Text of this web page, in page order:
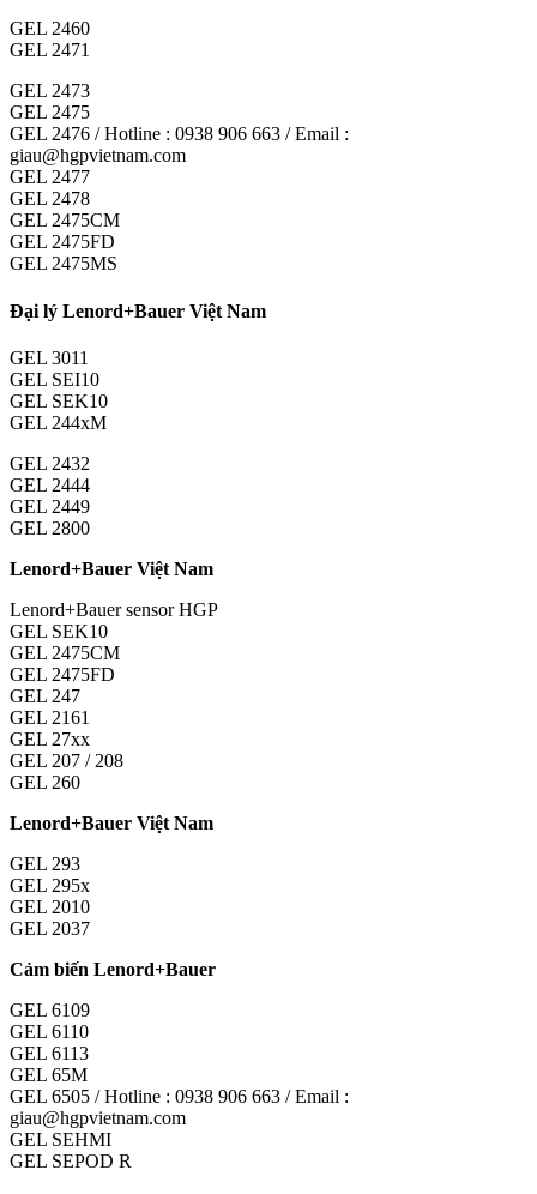
GEL 2460
GEL 2471
GEL 2473
GEL 2475
GEL 2476 / Hotline : 0938 906 663 / Email :
giau@hgpvietnam.com
GEL 2477
GEL 2478
GEL 2475CM
GEL 2475FD
GEL 2475MS
Đại lý Lenord+Bauer Việt Nam
GEL 3011
GEL SEI10
GEL SEK10
GEL 244xM
GEL 2432
GEL 2444
GEL 2449
GEL 2800
Lenord+Bauer Việt Nam
Lenord+Bauer sensor HGP
GEL SEK10
GEL 2475CM
GEL 2475FD
GEL 247
GEL 2161
GEL 27xx
GEL 207 / 208
GEL 260
Lenord+Bauer Việt Nam
GEL 293
GEL 295x
GEL 2010
GEL 2037
Cảm biến Lenord+Bauer
GEL 6109
GEL 6110
GEL 6113
GEL 65M
GEL 6505 / Hotline : 0938 906 663 / Email :
giau@hgpvietnam.com
GEL SEHMI
GEL SEPOD R